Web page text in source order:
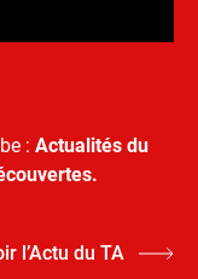
: Actualités du
l’Actu du TA